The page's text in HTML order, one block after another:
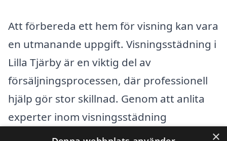
Att förbereda ett hem för visning kan vara
en utmanande uppgift. Visningsstädning i
Lilla Tjärby är en viktig del av
försäljningsprocessen, där professionell
hjälp gör stor skillnad. Genom att anlita
experter inom visningsstädning
säkerställer du att ditt hem ser attraktivt
×